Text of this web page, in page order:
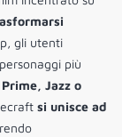
gli utenti
più
Jazz o
si unisce ad